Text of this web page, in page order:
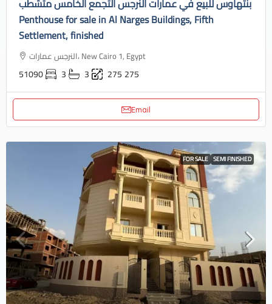
بنتهاوس للبيع في عمارات النرجس التجمع الخامس متشطب
Penthouse for sale in Al Narges Buildings, Fifth
Settlement, finished
النرجس عمارات، New Cairo 1, Egypt
51090 3 3 275 275
Email
FOR SALE SEMI FINISHED